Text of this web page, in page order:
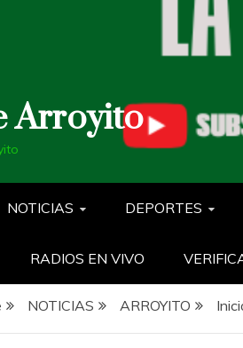
Arroyito
NOTICIAS DEPORTES
RADIOS EN VIVO
NOTICIAS ARROYITO